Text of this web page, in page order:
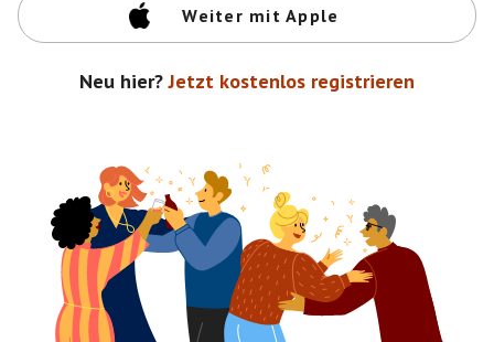
Weiter mit Apple
Neu hier? Jetzt kostenlos registrieren